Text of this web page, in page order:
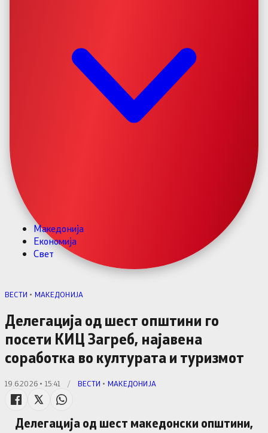
Македонија
Економија
Свет
ВЕСТИ • МАКЕДОНИЈА
Делегација од шест општини го
посети КИЦ Загреб, најавена
соработка во културата и туризмот
19.6.2026 • 15:41 / ВЕСТИ • МАКЕДОНИЈА
Делегација од шест македонски општини,